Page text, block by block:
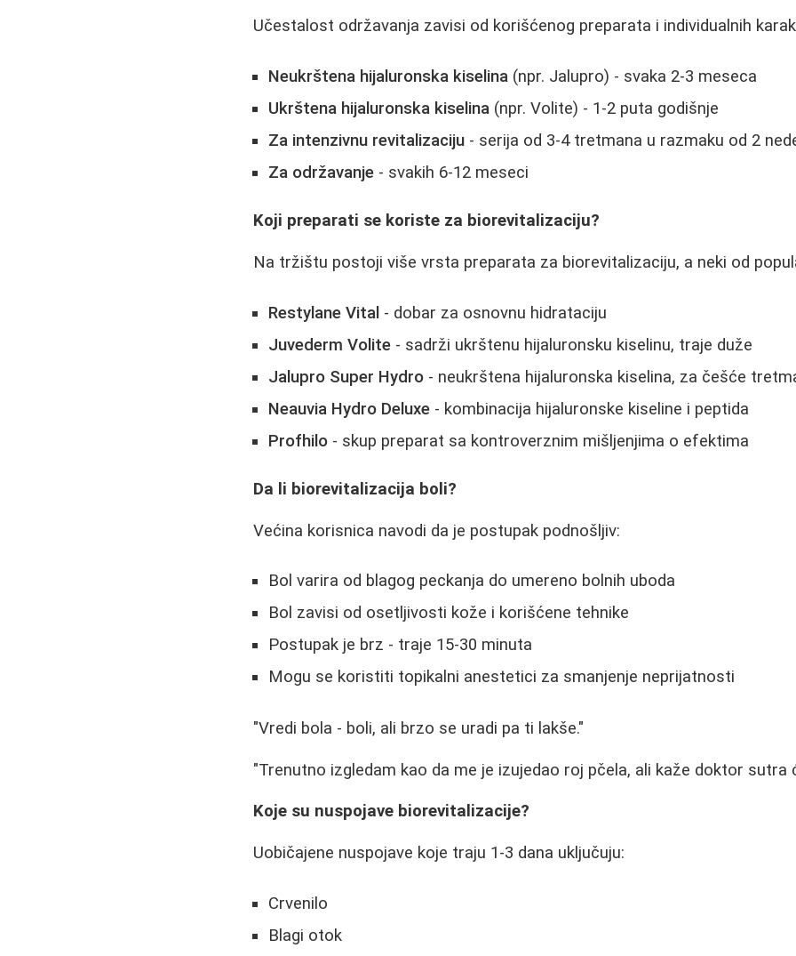
Učestalost održavanja zavisi od korišćenog preparata i individualnih
Neukrštena hijaluronska kiselina (npr. Jalupro) - svaka 2-3 meseca
Ukrštena hijaluronska kiselina (npr. Volite) - 1-2 puta godišnje
Za intenzivnu revitalizaciju - serija od 3-4 tretmana u razmaku od 2
Za održavanje - svakih 6-12 meseci
Koji preparati se koriste za biorevitalizaciju?
Na tržištu postoji više vrsta preparata za biorevitalizaciju, a neki od
Restylane Vital - dobar za osnovnu hidrataciju
Juvederm Volite - sadrži ukrštenu hijaluronsku kiselinu, traje duže
Jalupro Super Hydro - neukrštena hijaluronska kiselina, za češće
Neauvia Hydro Deluxe - kombinacija hijaluronske kiseline i peptida
Profhilo - skup preparat sa kontroverznim mišljenjima o efektima
Da li biorevitalizacija boli?
Većina korisnica navodi da je postupak podnošljiv:
Bol varira od blagog peckanja do umereno bolnih uboda
Bol zavisi od osetljivosti kože i korišćene tehnike
Postupak je brz - traje 15-30 minuta
Mogu se koristiti topikalni anestetici za smanjenje neprijatnosti
"Vredi bola - boli, ali brzo se uradi pa ti lakše."
"Trenutno izgledam kao da me je izujedao roj pčela, ali kaže doktor sutra
Koje su nuspojave biorevitalizacije?
Uobičajene nuspojave koje traju 1-3 dana uključuju:
Crvenilo
Blagi otok